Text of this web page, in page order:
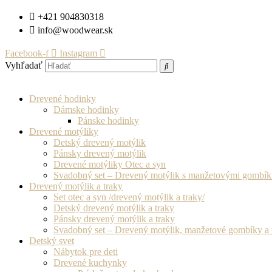
Preskočiť+421 904830318
info@woodwear.sk
Facebook-f
Instagram
Vyhľadať
Drevené hodinky
Dámske hodinky
Pánske hodinky
Drevené motýliky
Detský drevený motýlik
Pánsky drevený motýlik
Drevené motýliky Otec a syn
Svadobný set – Drevený motýlik s manžetovými
Drevený motýlik a traky
Set otec a syn /drevený motýlik a traky/
Detský drevený motýlik a traky
Pánsky drevený motýlik a traky
Svadobný set – Drevený motýlik, manžetové gombíky a
Detský svet
Nábytok pre deti
Drevené kuchynky